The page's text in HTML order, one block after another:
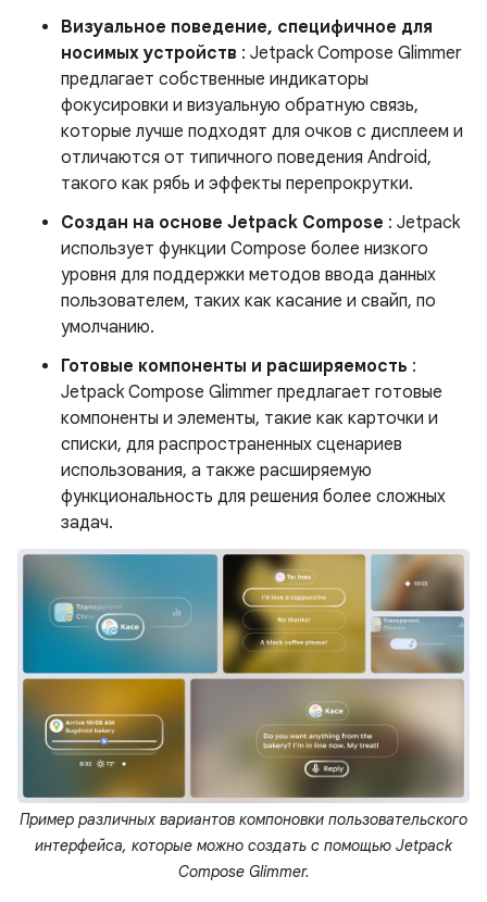
Визуальное поведение, специфичное для
носимых устройств : Jetpack Compose Glimmer
предлагает собственные индикаторы
фокусировки и визуальную обратную связь,
которые лучше подходят для очков с дисплеем и
отличаются от типичного поведения Android,
такого как рябь и эффекты перепрокрутки.
Создан на основе Jetpack Compose : Jetpack
использует функции Compose более низкого
уровня для поддержки методов ввода данных
пользователем, таких как касание и свайп, по
умолчанию.
Готовые компоненты и расширяемость :
Jetpack Compose Glimmer предлагает готовые
компоненты и элементы, такие как карточки и
списки, для распространенных сценариев
использования, а также расширяемую
функциональность для решения более сложных
задач.
Пример различных вариантов компоновки пользовательского
интерфейса, которые можно создать с помощью Jetpack
Compose Glimmer.